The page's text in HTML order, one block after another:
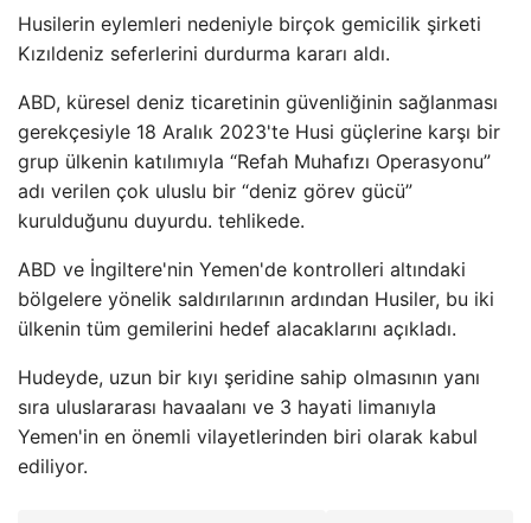
Husilerin eylemleri nedeniyle birçok gemicilik şirketi
Kızıldeniz seferlerini durdurma kararı aldı.
ABD, küresel deniz ticaretinin güvenliğinin sağlanması
gerekçesiyle 18 Aralık 2023'te Husi güçlerine karşı bir
grup ülkenin katılımıyla “Refah Muhafızı Operasyonu”
adı verilen çok uluslu bir “deniz görev gücü”
kurulduğunu duyurdu. tehlikede.
ABD ve İngiltere'nin Yemen'de kontrolleri altındaki
bölgelere yönelik saldırılarının ardından Husiler, bu iki
ülkenin tüm gemilerini hedef alacaklarını açıkladı.
Hudeyde, uzun bir kıyı şeridine sahip olmasının yanı
sıra uluslararası havaalanı ve 3 hayati limanıyla
Yemen'in en önemli vilayetlerinden biri olarak kabul
ediliyor.